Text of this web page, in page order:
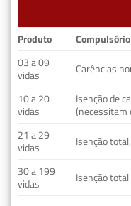
Produto
Compulsório
03 a 09
vidas
Carências
10 a 20
vidas
Isenção de
(necessitam
21 a 29
vidas
Isenção
30 a 199
vidas
Isenção